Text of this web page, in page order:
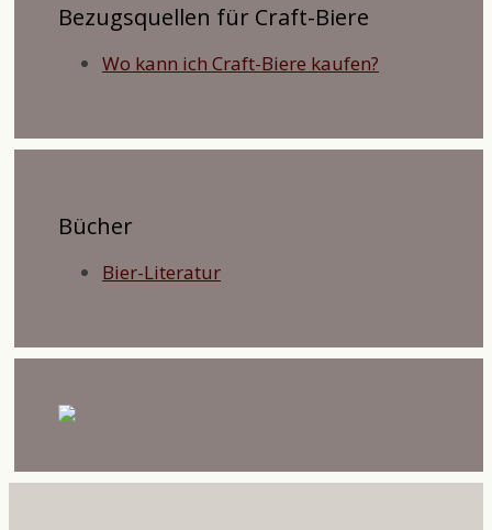
Bezugsquellen für Craft-Biere
Wo kann ich Craft-Biere kaufen?
Bücher
Bier-Literatur